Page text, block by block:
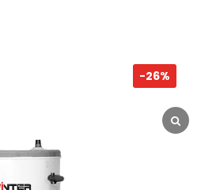
-26%